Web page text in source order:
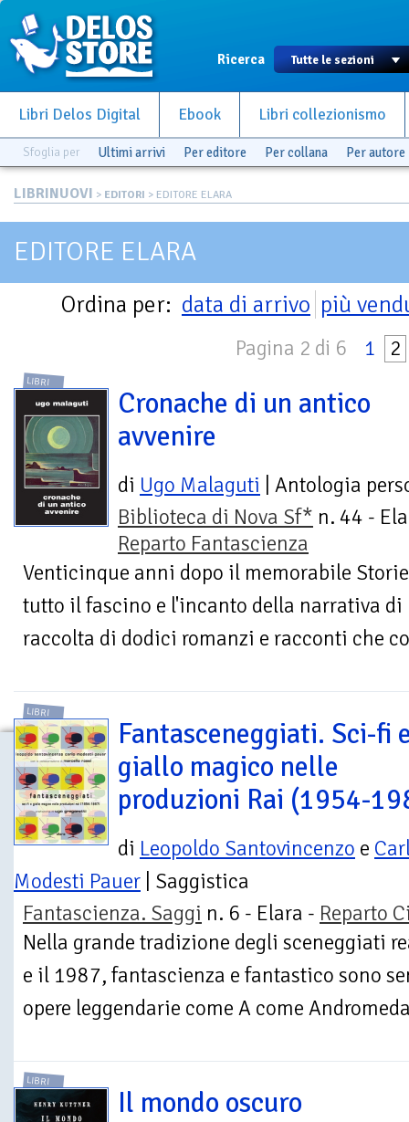
Ricerca
Libri Delos Digital Ebook Libri collezionismo
Sfoglia per Ultimi arrivi Per editore Per collana Per autore
LIBRINUOVI > EDITORI > EDITORE ELARA
EDITORE ELARA
Ordina per: data di arrivo più
Pagina 2 di 6 1 2
LIBRI
Cronache di un antico
avvenire
di Ugo Malaguti | Antologia
Biblioteca di Nova Sf* n. 44 -
Reparto Fantascienza
Venticinque anni dopo il memorabile
tutto il fascino e l'incanto della narrativa
raccolta di dodici romanzi e racconti che
LIBRI
Fantasceneggiati. Sci-fi
giallo magico nelle
produzioni Rai (1954-
di Leopoldo Santovincenzo e
Modesti Pauer | Saggistica
Fantascienza. Saggi n. 6 - Elara - Reparto
Nella grande tradizione degli sceneggiati
e il 1987, fantascienza e fantastico sono
opere leggendarie come A come
LIBRI
Il mondo oscuro